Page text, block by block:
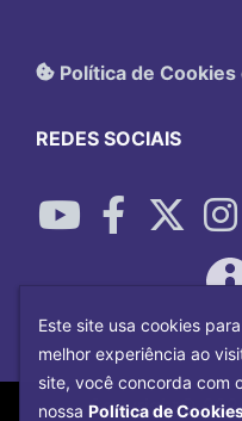
Política de
REDES SOCIAIS
Copyright©
Este site usa cookies
melhor experiência ao
site, você concorda com
nossa Política de